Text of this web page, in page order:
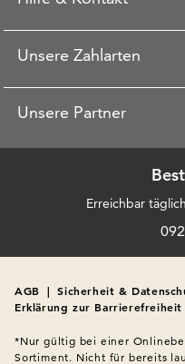
Unsere Zahlarten
Unsere Partner
Erreichbar
AGB | Sicherheit &
Erklärung zur Barrierefreiheit
*Nur gültig bei einer
Sortiment. Nicht für bereits